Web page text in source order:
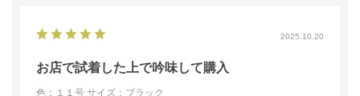
2025.10.20
お店で試着した上で吟味して購入
色：１１号 サイズ：ブラック